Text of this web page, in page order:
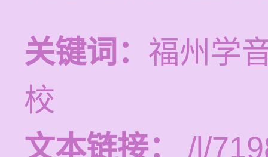
关键词： 福州学
校
文本链接：
/l/